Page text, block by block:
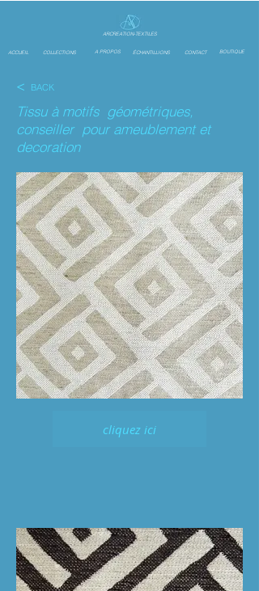
ARCREATION-TEXTILES
ACCUEIL COLLECTIONS A PROPOS ÉCHANTILLIONS CONTACT BOUTIQUE
< BACK
Tissu à motifs géométriques,
conseiller pour ameublement et
decoration
cliquez ici